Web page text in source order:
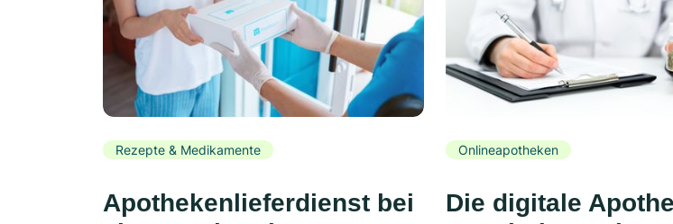
Rezepte & Medikamente
Apothekenlieferdienst bei
Onlineapotheken
Die digitale